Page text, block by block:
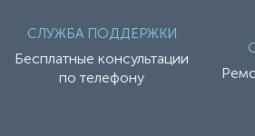
СЛУЖБА ПОДДЕРЖКИ
Бесплатные консультации
по телефону